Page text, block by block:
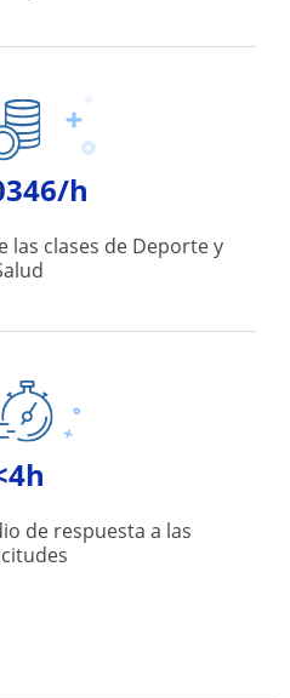
h
las clases de Deporte y
de respuesta a las